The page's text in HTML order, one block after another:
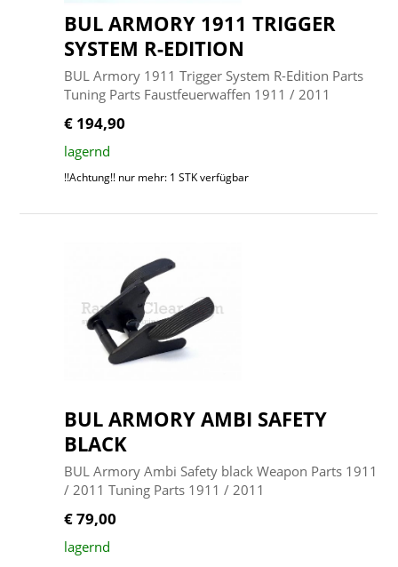
BUL ARMORY 1911 TRIGGER
SYSTEM R-EDITION
BUL Armory 1911 Trigger System R-Edition Parts
Tuning Parts Faustfeuerwaffen 1911 / 2011
€ 194,90
lagernd
!!Achtung!! nur mehr: 1 STK verfügbar
BUL ARMORY AMBI SAFETY
BLACK
BUL Armory Ambi Safety black Weapon Parts 1911
/ 2011 Tuning Parts 1911 / 2011
€ 79,00
lagernd